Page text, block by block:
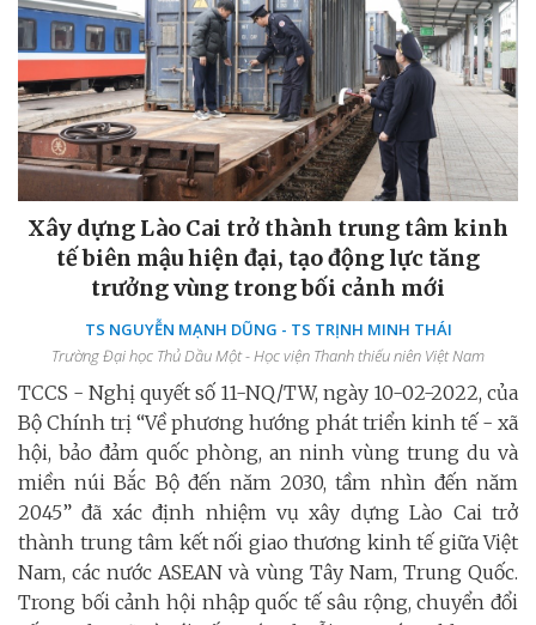
Xây dựng Lào Cai trở thành trung tâm kinh
tế biên mậu hiện đại, tạo động lực tăng
trưởng vùng trong bối cảnh mới
TS NGUYỄN MẠNH DŨNG - TS TRỊNH MINH THÁI
Trường Đại học Thủ Dầu Một - Học viện Thanh thiếu niên Việt Nam
TCCS - Nghị quyết số 11-NQ/TW, ngày 10-02-2022, của
Bộ Chính trị “Về phương hướng phát triển kinh tế - xã
hội, bảo đảm quốc phòng, an ninh vùng trung du và
miền núi Bắc Bộ đến năm 2030, tầm nhìn đến năm
2045” đã xác định nhiệm vụ xây dựng Lào Cai trở
thành trung tâm kết nối giao thương kinh tế giữa Việt
Nam, các nước ASEAN và vùng Tây Nam, Trung Quốc.
Trong bối cảnh hội nhập quốc tế sâu rộng, chuyển đổi